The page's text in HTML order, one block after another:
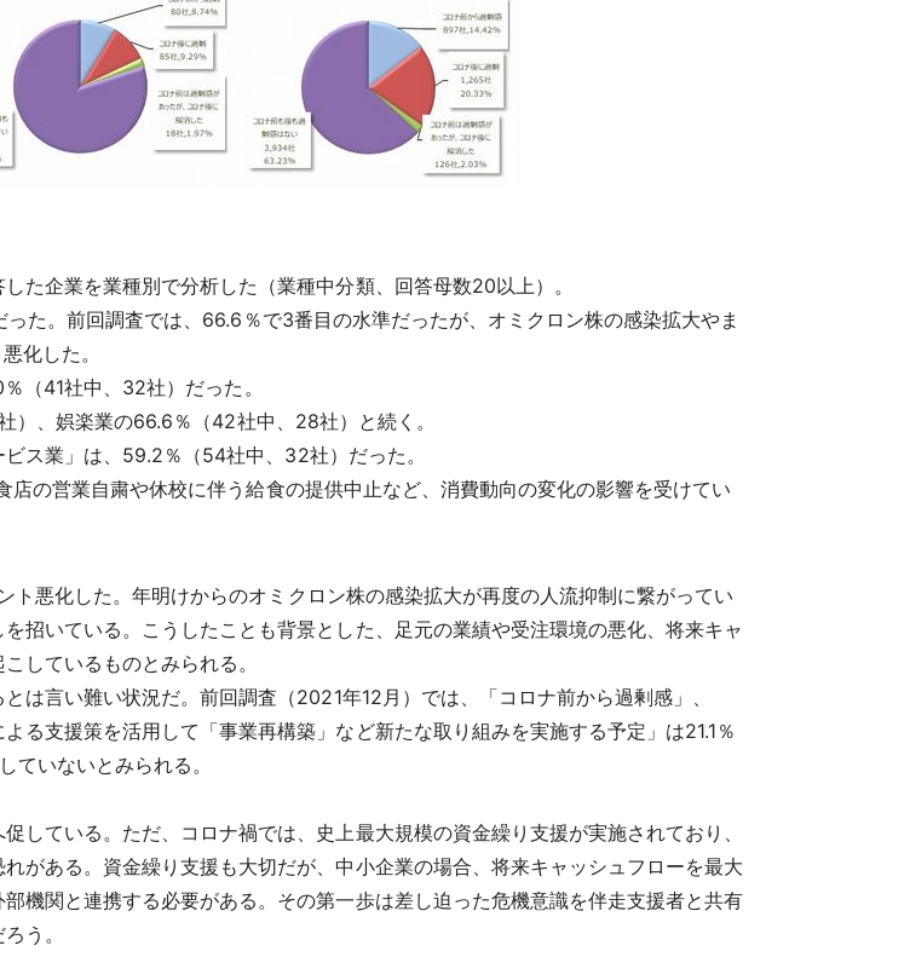
企業を業種別で分析した（業種中分類、回答母数20以上）。
た。前回調査では、66.6％で3番目の水準だったが、オミクロン株の感染拡大やま
化した。
（41社中、32社）だった。
、娯楽業の66.6％（42社中、28社）と続く。
ス業」は、59.2％（54社中、32社）だった。
の営業自粛や休校に伴う給食の提供中止など、消費動向の変化の影響を受けてい
悪化した。年明けからのオミクロン株の感染拡大が再度の人流抑制に繋がってい
招いている。こうしたことも背景とした、足元の業績や受注環境の悪化、将来キャ
しているものとみられる。
言い難い状況だ。前回調査（2021年12月）では、「コロナ前から過剰感」、
る支援策を活用して「事業再構築」など新たな取り組みを実施する予定」は21.1％
ていないとみられる。
ている。ただ、コロナ禍では、史上最大規模の資金繰り支援が実施されており、
がある。資金繰り支援も大切だが、中小企業の場合、将来キャッシュフローを最大
機関と連携する必要がある。その第一歩は差し迫った危機意識を伴走支援者と共有
う。